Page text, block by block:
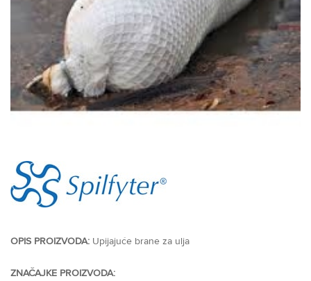
OPIS PROIZVODA: Upijajuće brane za ulja
ZNAČAJKE PROIZVODA: